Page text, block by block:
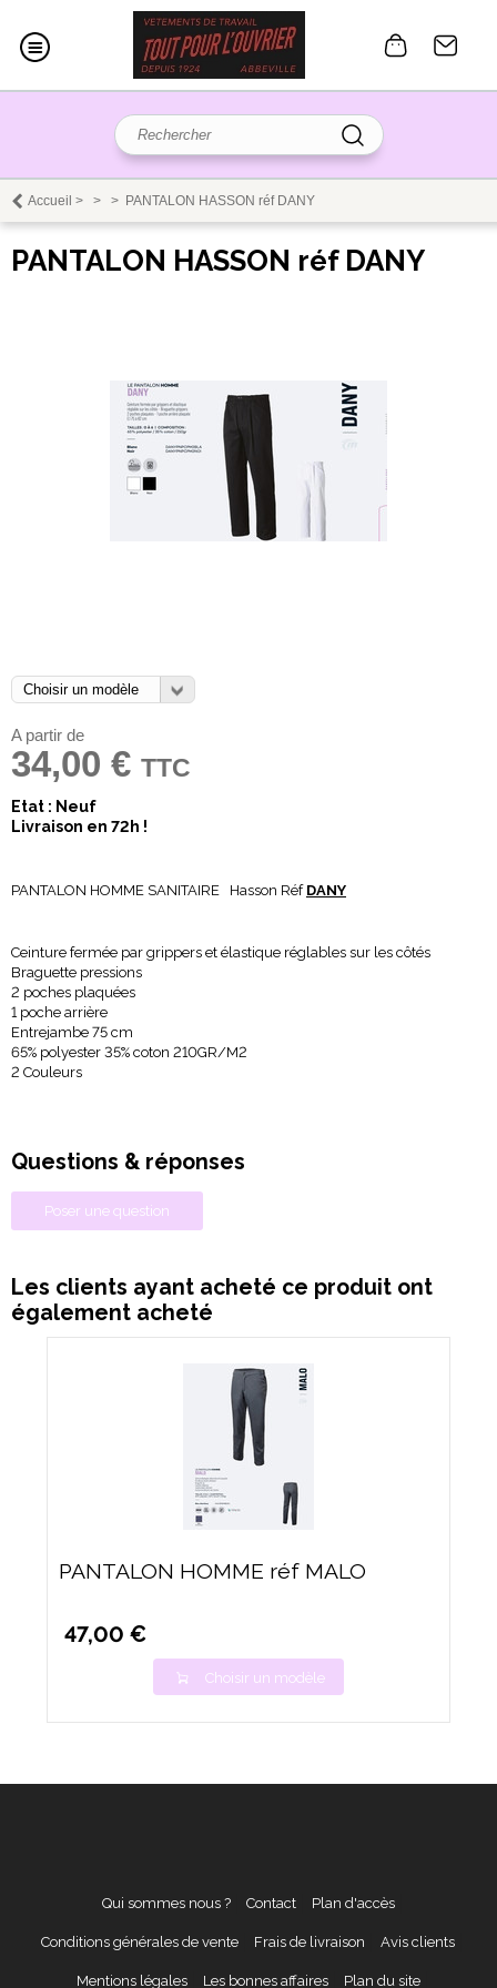
Accueil > > > PANTALON HASSON réf DANY
PANTALON HASSON réf DANY
A partir de
34,00 € TTC
Etat : Neuf
Livraison en 72h !
PANTALON HOMME SANITAIRE Hasson Réf DANY
Ceinture fermée par grippers et élastique réglables sur les côtés
Braguette pressions
2 poches plaquées
1 poche arrière
Entrejambe 75 cm
65% polyester 35% coton 210GR/M2
2 Couleurs
Questions & réponses
Poser une question
Les clients ayant acheté ce produit ont
également acheté
PANTALON HOMME réf MALO
47,00 €
Choisir un modèle
Qui sommes nous ? Contact Plan d'accès
Conditions générales de vente Frais de livraison Avis clients
Mentions légales Les bonnes affaires Plan du site